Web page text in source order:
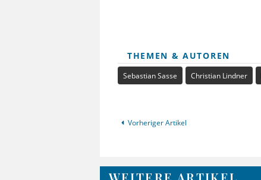
THEMEN & AUTOREN
Sebastian Sasse Christian Lindner
Vorheriger Artikel